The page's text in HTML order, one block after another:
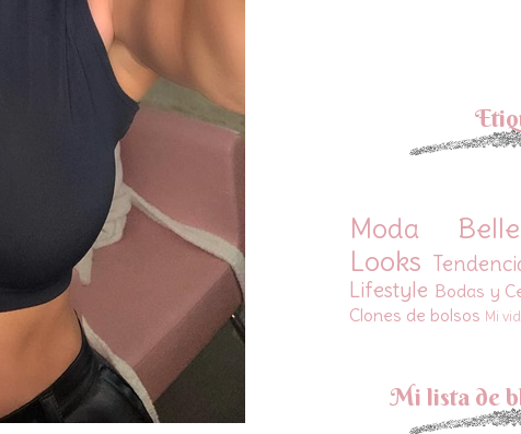
Moda
Looks
Lifestyle Bodas y
Clones de bolsos Mi
Mi lista de